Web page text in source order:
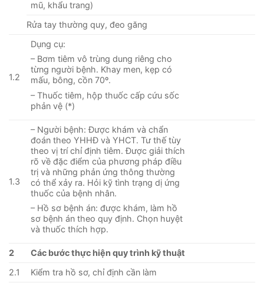
mũ, khẩu trang)
Rửa tay thường quy, đeo găng
1.2
Dụng cụ:
– Bơm tiêm vô trùng dung riêng cho
từng người bệnh. Khay men, kẹp có
mấu, bông, cồn 70º.
– Thuốc tiêm, hộp thuốc cấp cứu sốc
phản vệ (*)
1.3
– Người bệnh: Được khám và chẩn
đoán theo YHHĐ và YHCT. Tư thế tùy
theo vị trí chỉ định tiêm. Được giải thích
rõ về đặc điểm của phương pháp điều
trị và những phản ứng thông thường
có thể xảy ra. Hỏi kỹ tình trạng dị ứng
thuốc của bệnh nhân.
– Hồ sơ bệnh án: được khám, làm hồ
sơ bệnh án theo quy định. Chọn huyệt
và thuốc thích hợp.
2
Các bước thực hiện quy trình kỹ thuật
2.1
Kiểm tra hồ sơ, chỉ định cần làm